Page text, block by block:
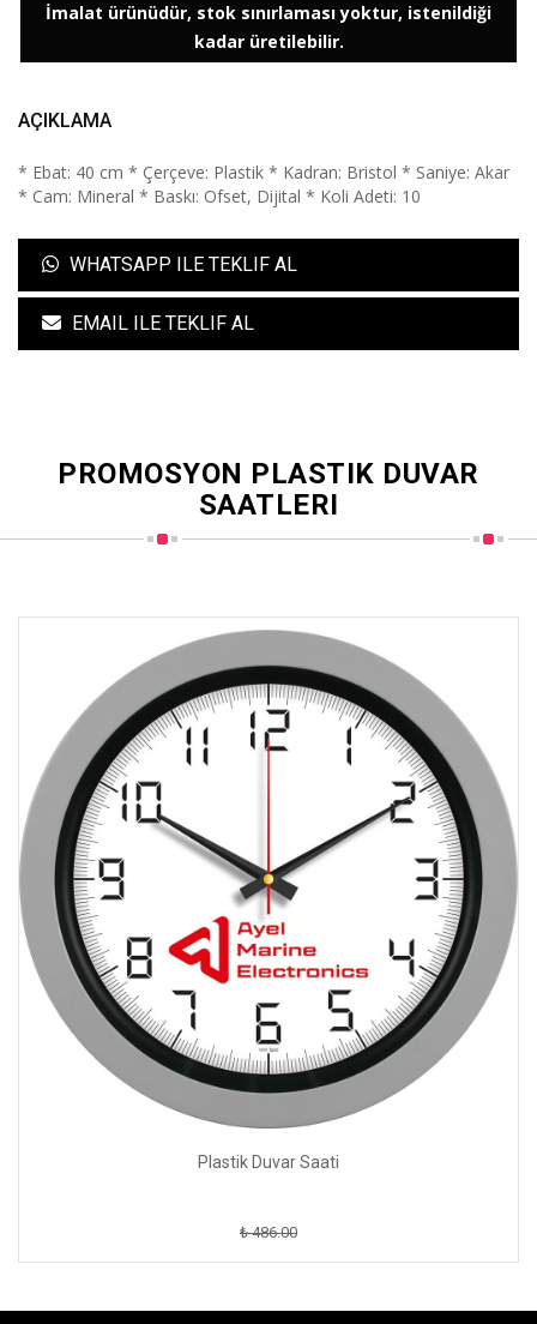
İmalat ürünüdür, stok sınırlaması yoktur, istenildiği
kadar üretilebilir.
AÇIKLAMA
* Ebat: 40 cm * Çerçeve: Plastik * Kadran: Bristol * Saniye: Akar
* Cam: Mineral * Baskı: Ofset, Dijital * Koli Adeti: 10
WHATSAPP ILE TEKLIF AL
EMAIL ILE TEKLIF AL
PROMOSYON PLASTIK DUVAR
SAATLERI
Plastik Duvar Saati
₺ 486.00